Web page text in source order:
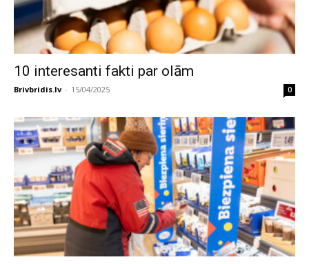
10 interesanti fakti par olām
Brivbridis.lv - 15/04/2025 0